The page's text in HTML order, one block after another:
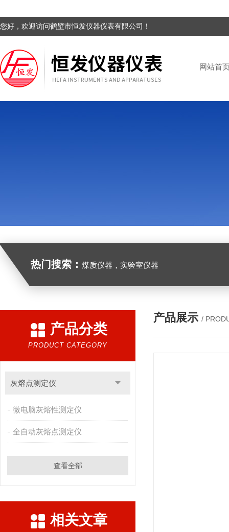
您好，欢迎访问鹤壁市恒发仪器仪表有限公司！
网站首
热门搜索： 煤质仪器，实验室仪器
产品分类
PRODUCT CATEGORY
灰熔点测定仪
微电脑灰熔性测定仪
全自动灰熔点测定仪
查看全部
相关文章
产品展示 /